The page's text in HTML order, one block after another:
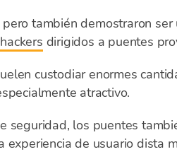
también demostraron
dirigidos a puentes
custodiar enormes
atractivo.
seguridad, los puentes
experiencia de usuario dista